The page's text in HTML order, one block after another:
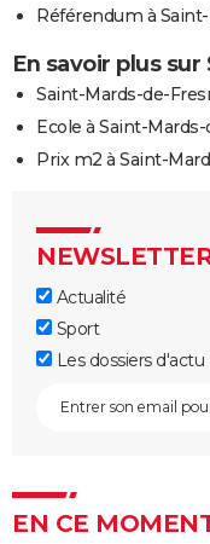
Référendum à
En savoir plus
Saint-Mards-de-
Ecole à Saint-
Prix m2 à Saint-
Actualité
Sport
Les dossiers d'actu
EN CE